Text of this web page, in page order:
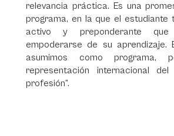
relevancia práctica. Es una
programa, en la que el estudiante
activo y preponderante
empoderarse de su aprendizaje.
asumimos como programa,
representación internacional
profesión”.